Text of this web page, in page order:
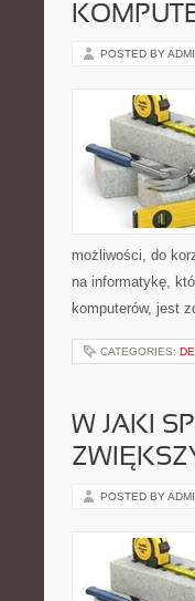
POSTED BY
możliwości, do
na informatykę,
komputerów, jest
CATEGORIES:
W JAKI
POSTED BY